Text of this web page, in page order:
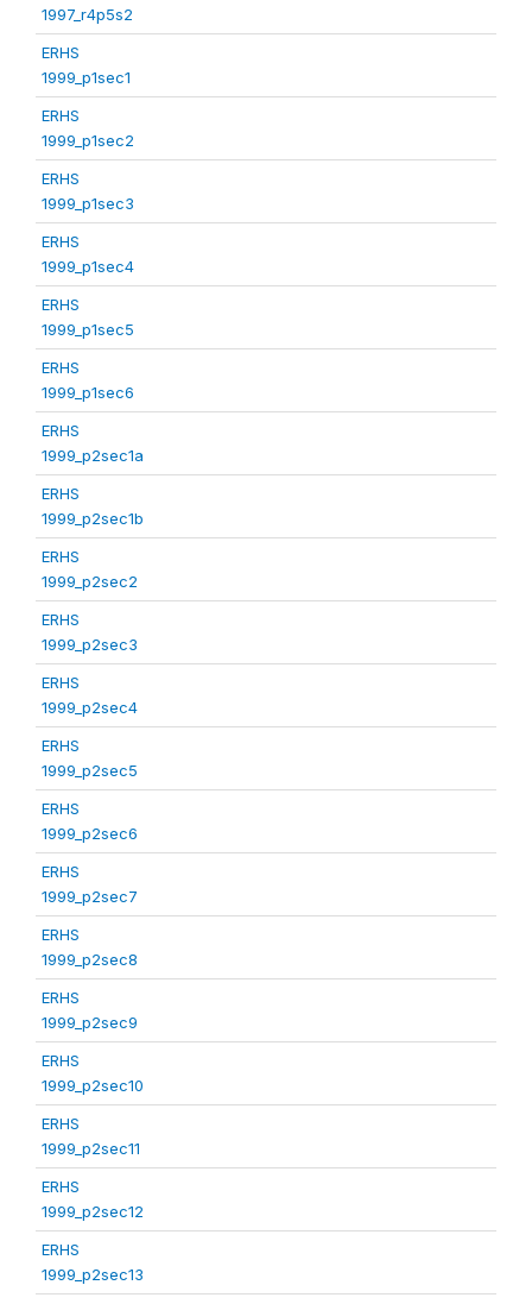
1997_r4p5s2
ERHS
1999_p1sec1
ERHS
1999_p1sec2
ERHS
1999_p1sec3
ERHS
1999_p1sec4
ERHS
1999_p1sec5
ERHS
1999_p1sec6
ERHS
1999_p2sec1a
ERHS
1999_p2sec1b
ERHS
1999_p2sec2
ERHS
1999_p2sec3
ERHS
1999_p2sec4
ERHS
1999_p2sec5
ERHS
1999_p2sec6
ERHS
1999_p2sec7
ERHS
1999_p2sec8
ERHS
1999_p2sec9
ERHS
1999_p2sec10
ERHS
1999_p2sec11
ERHS
1999_p2sec12
ERHS
1999_p2sec13